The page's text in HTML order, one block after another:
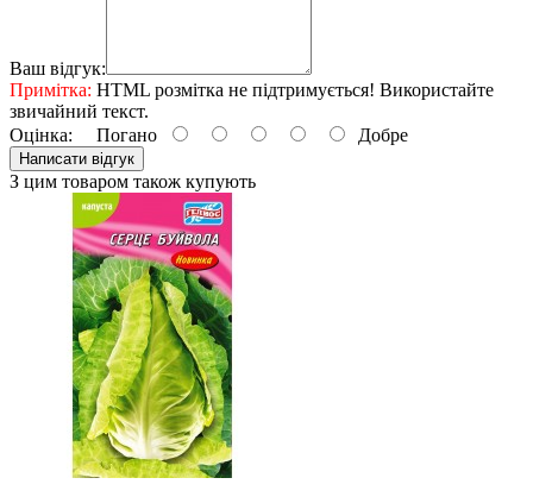
Ваш відгук:
Примітка: HTML розмітка не підтримується! Використайте
звичайний текст.
Оцінка: Погано Добре
Написати відгук
З цим товаром також купують